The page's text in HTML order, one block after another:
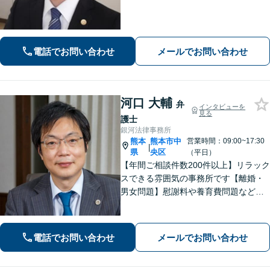
電話でお問い合わせ メールでお問い合わせ
河口 大輔 弁
護士
インタビューを
見る
銀河法律事務所
熊本
県
|
熊本市中
央区
営業時間：09:00~17:30
（平日）
【年間ご相談件数200件以上】リラック
スできる雰囲気の事務所です【離婚・
男女問題】慰謝料や養育費問題など
務・過払い金】債務問題にスピーディ
に対応。過払い金も多額の回収実績
電話でお問い合わせ メールでお問い合わせ